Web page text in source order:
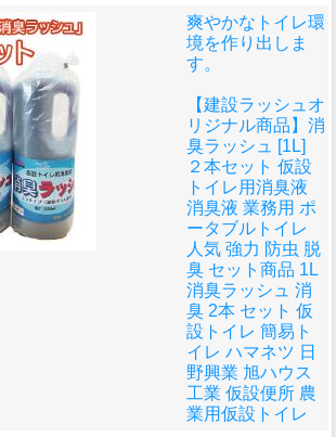
爽やかなトイレ環
境を作り出しま
す。
【建設ラッシュオ
リジナル商品】消
臭ラッシュ [1L]
２本セット 仮設
トイレ用消臭液
消臭液 業務用 ポ
ータブルトイレ
人気 強力 防虫 脱
臭 セット商品 1L
消臭ラッシュ 消
臭 2本 セット 仮
設トイレ 簡易ト
イレ ハマネツ 日
野興業 旭ハウス
工業 仮設便所 農
業用仮設トイレ